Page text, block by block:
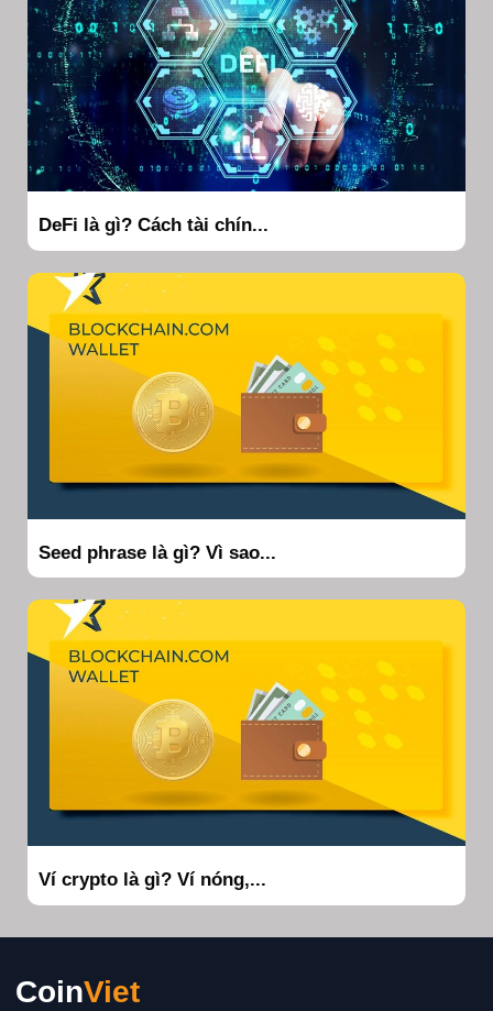
DeFi là gì? Cách tài chín...
Seed phrase là gì? Vì sao...
Ví crypto là gì? Ví nóng,...
CoinViet